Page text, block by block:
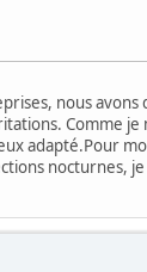
nous
Comme
adapté.Pour
nocturnes,